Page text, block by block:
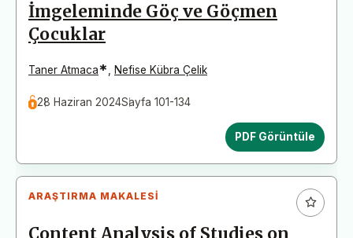
İmgeleminde Göç ve Göçmen
Çocuklar
Taner Atmaca* Nefise Kübra Çelik
28 Haziran 2024Sayfa 101-134
PDF Görüntüle
ARAŞTIRMA MAKALESI
Content Analysis of Studies on